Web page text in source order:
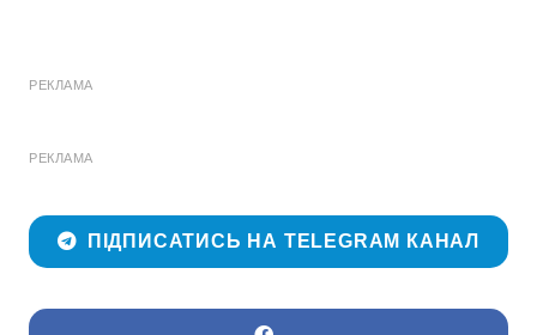
РЕКЛАМА
РЕКЛАМА
ПІДПИСАТИСЬ НА TELEGRAM КАНАЛ